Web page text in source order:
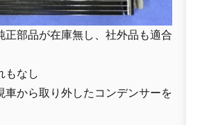
正部品が在庫無し、社外品も適合
もなし
車から取り外したコンデンサーを